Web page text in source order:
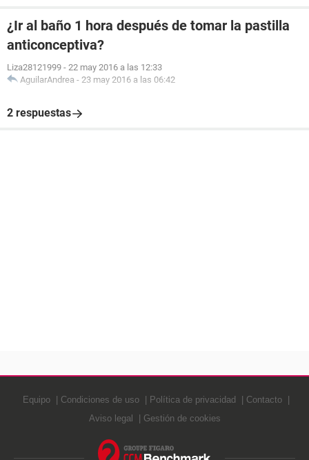
¿Ir al baño 1 hora después de tomar la pastilla
anticonceptiva?
Liza28121999 - 22 may 2016 a las 12:33
AguilarAndrea - 23 may 2016 a las 06:42
2 respuestas
Equipo Condiciones de uso Política de privacidad
Contacto
Aviso legal
Gestión de cookies